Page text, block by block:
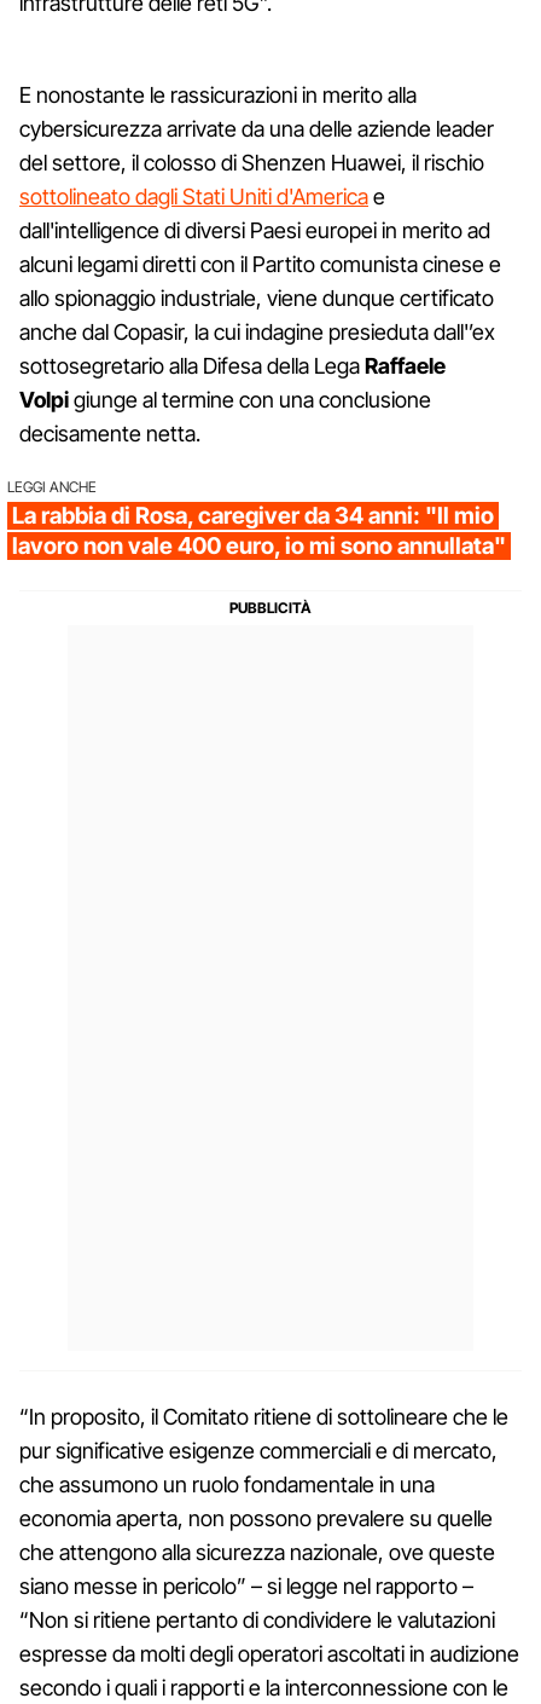
E nonostante le rassicurazioni in merito alla
cybersicurezza arrivate da una delle aziende leader
del settore, il colosso di Shenzen Huawei, il rischio
sottolineato dagli Stati Uniti d'Americae
dall'intelligence di diversi Paesi europei in merito ad
alcuni legami diretti con il Partito comunista cinese e
allo spionaggio industriale, viene dunque certificato
anche dal Copasir, la cui indagine presieduta dall'’ex
sottosegretario alla Difesa della LegaRaffaele
Volpigiunge al termine con una conclusione
decisamente netta.
LEGGI ANCHE
La rabbia di Rosa, caregiver da 34 anni: "Il mio
lavoro non vale 400 euro, io mi sono annullata"
“In proposito, il Comitato ritiene di sottolineare che le
pur significative esigenze commerciali e di mercato,
che assumono un ruolo fondamentale in una
economia aperta, non possono prevalere su quelle
che attengono alla sicurezza nazionale, ove queste
siano messe in pericolo” – si legge nel rapporto –
“Non si ritiene pertanto di condividere le valutazioni
espresse da molti degli operatori ascoltati in audizione
secondo i quali i rapporti e la interconnessione con le